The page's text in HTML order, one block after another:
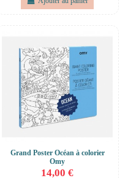
Grand Poster Océan à colorier
Omy
14,00 €